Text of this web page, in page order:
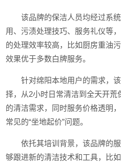
该品牌的保洁人员均经过系
用、污渍处理技巧、服务礼仪等
的处理效率较高，比如厨房重油
效果优于多数白牌服务。
针对绵阳本地用户的需求，
择，从2小时日常清洁到全天开
的清洁需求，同时服务价格透明
常见的“坐地起价”问题。
依托其培训背景，该品牌的
够跟进新的清洁技术和工具，比